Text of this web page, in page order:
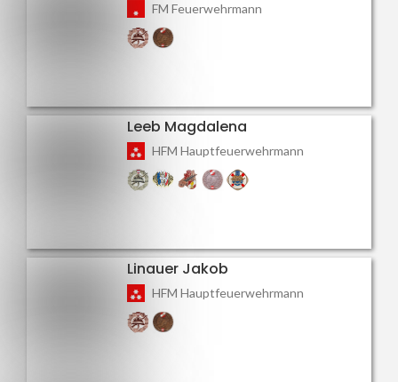
FM Feuerwehrmann
Leeb Magdalena
HFM Hauptfeuerwehrmann
Linauer Jakob
HFM Hauptfeuerwehrmann